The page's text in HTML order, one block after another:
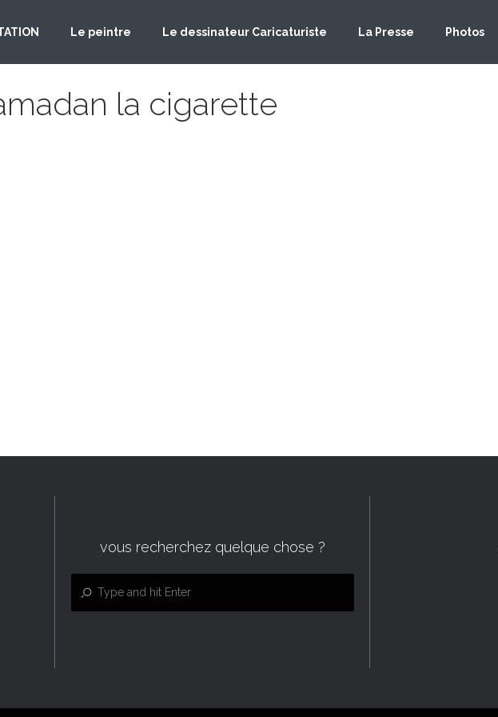
Le peintre Le dessinateur Caricaturiste La Presse Photos
la cigarette
vous recherchez quelque chose ?